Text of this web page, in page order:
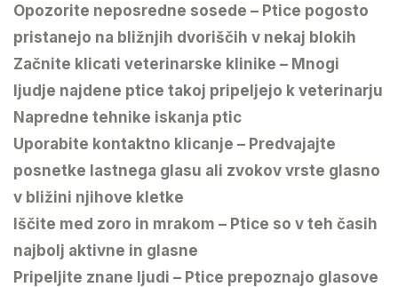
Opozorite neposredne sosede – Ptice pogosto
pristanejo na bližnjih dvoriščih v nekaj blokih
Začnite klicati veterinarske klinike – Mnogi
ljudje najdene ptice takoj pripeljejo k veterinarju
Napredne tehnike iskanja ptic
Uporabite kontaktno klicanje – Predvajajte
posnetke lastnega glasu ali zvokov vrste glasno
v bližini njihove kletke
Iščite med zoro in mrakom – Ptice so v teh časih
najbolj aktivne in glasne
Pripeljite znane ljudi – Ptice prepoznajo glasove